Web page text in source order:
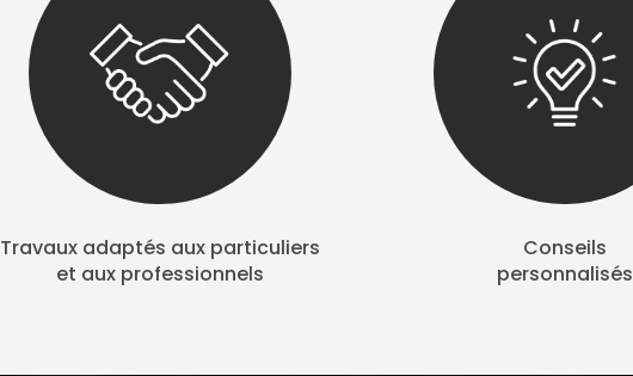
Travaux adaptés aux particuliers
et aux professionnels
Conseils
personnalisés